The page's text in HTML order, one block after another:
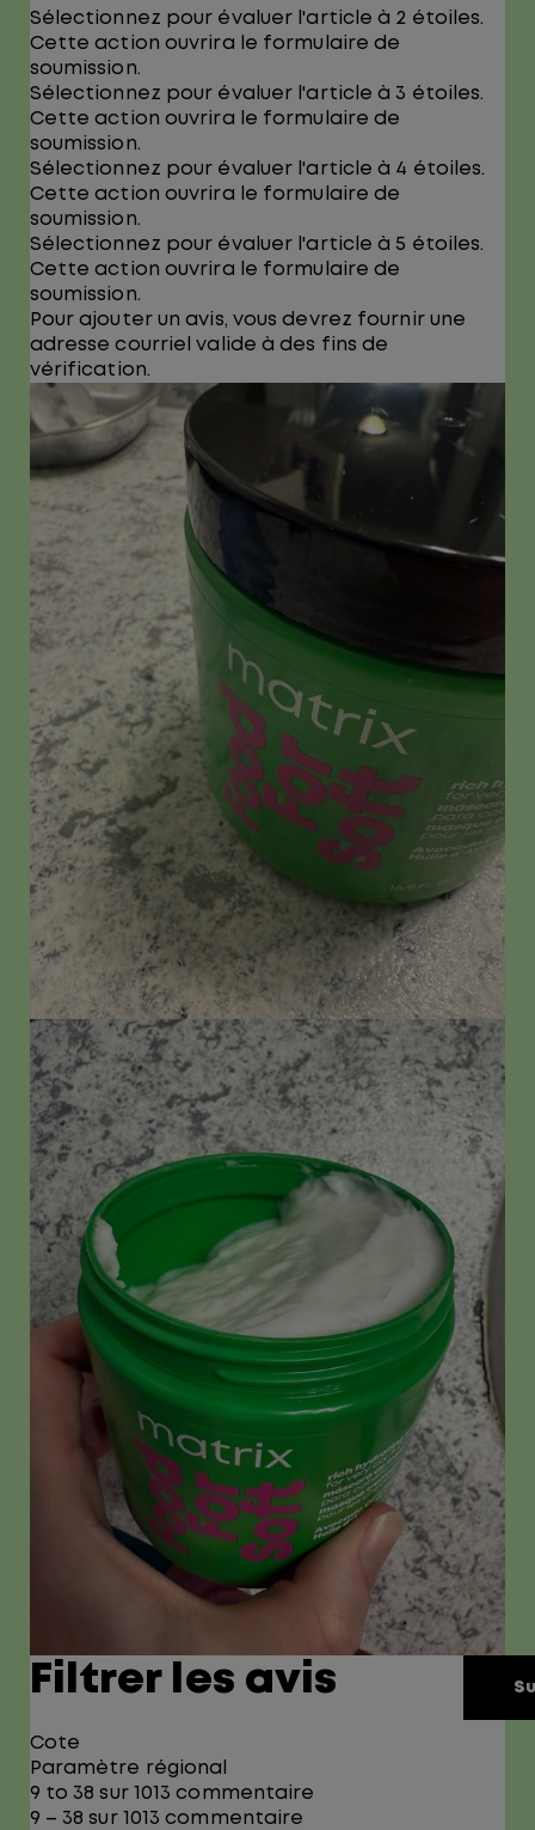
Sélectionnez pour évaluer l'article à 2 étoiles.
Cette action ouvrira le formulaire de
soumission.
Sélectionnez pour évaluer l'article à 3 étoiles.
Cette action ouvrira le formulaire de
soumission.
Sélectionnez pour évaluer l'article à 4 étoiles.
Cette action ouvrira le formulaire de
soumission.
Sélectionnez pour évaluer l'article à 5 étoiles.
Cette action ouvrira le formulaire de
soumission.
Pour ajouter un avis, vous devrez fournir une
adresse courriel valide à des fins de
vérification.
Filtrer les avis
Cote
Paramètre régional
9 to 38 sur 1013 commentaire
9 – 38 sur 1013 commentaire